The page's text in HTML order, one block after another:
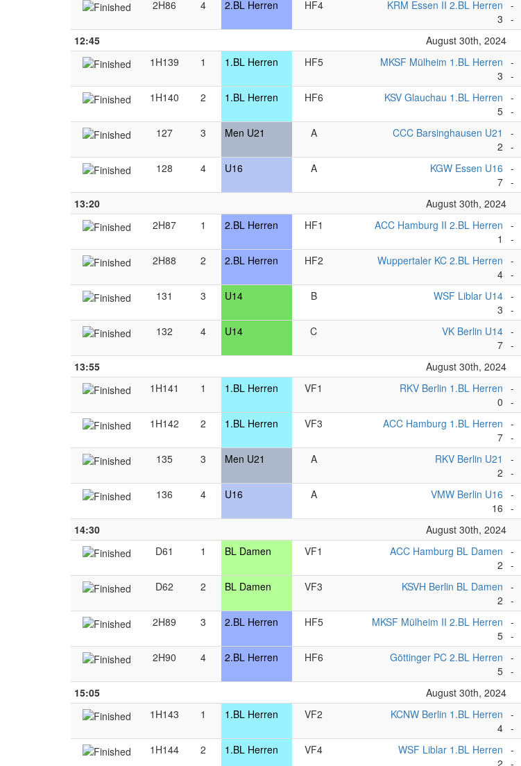
2H86
4 2.BL Herren HF4
KRM Essen II 2.BL Herren
3
-
-
12:45
August 30th, 2024
1H139
1 1.BL Herren HF5
MKSF Mülheim 1.BL Herren
3
-
-
1H140
2 1.BL Herren HF6
KSV Glauchau 1.BL Herren
5
-
-
127
3 Men U21 A
CCC Barsinghausen U21
2
-
-
128 4 U16 A
KGW Essen U16
7
-
-
13:20 August 30th, 2024
2H87
1 2.BL Herren HF1
ACC Hamburg II 2.BL Herren
1
-
-
2H88
2 2.BL Herren HF2
Wuppertaler KC 2.BL Herren
4
-
-
131
3 U14 B
WSF Liblar U14
3
-
-
132 4 U14 C
VK Berlin U14
7
-
-
13:55 August 30th, 2024
1H141
1 1.BL Herren VF1
RKV Berlin 1.BL Herren
0
-
-
1H142
2 1.BL Herren VF3
ACC Hamburg 1.BL Herren
7
-
-
135
3 Men U21 A
RKV Berlin U21
2
-
-
136 4 U16 A
VMW Berlin U16
16
-
-
14:30 August 30th, 2024
D61
1 BL Damen VF1
ACC Hamburg BL Damen
2
-
-
D62
2 BL Damen VF3
KSVH Berlin BL Damen
2
-
-
2H89
3 2.BL Herren HF5
MKSF Mülheim II 2.BL Herren
5
-
-
2H90
4 2.BL Herren HF6
Göttinger PC 2.BL Herren
5
-
-
15:05
August 30th, 2024
1H143
1 1.BL Herren VF2
KCNW Berlin 1.BL Herren
4
-
-
1H144
2 1.BL Herren VF4
WSF Liblar 1.BL Herren -